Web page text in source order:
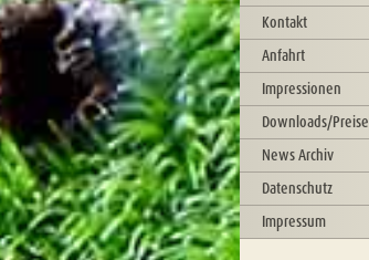
Kontakt
Anfahrt
Impressionen
Downloads/Preise
News Archiv
Datenschutz
Impressum